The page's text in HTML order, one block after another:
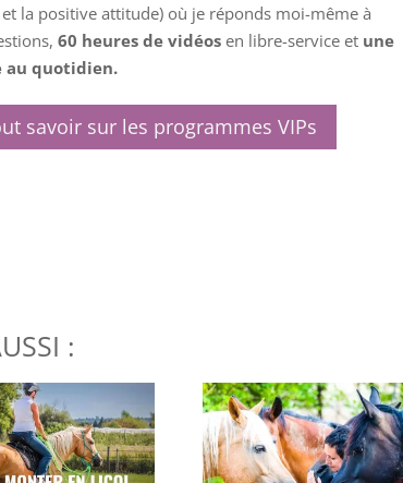
la positive attitude) où je réponds moi-même à
60 heures de vidéos en libre-service et une
au quotidien.
savoir sur les programmes VIPs
: